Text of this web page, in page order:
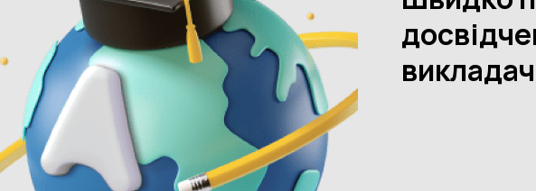
інтелект вашої дитини так, що його здатність до навчання швидко зросте
у всіх розвинених країнах: у США, Японії, Великобританії та Китаї.
По суті, це вивчення математики за допомогою рахівниць абакус чи соробан. Таке
у Стародавньому Вавилоні, а потім абакус був поширений у Стародавніх
така методика є ефективною, адже використовується вона, як зазначалося вище, і